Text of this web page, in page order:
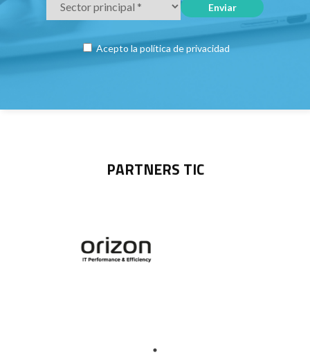
Acepto la política de privacidad
PARTNERS TIC